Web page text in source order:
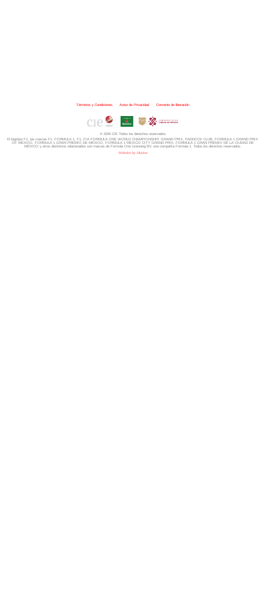
Términos y Condiciones| Aviso de Privacidad| Convenio de liberación
© 2026 CIE Todos los derechos reservados
El logotipo F1, las marcas F1, FORMULA 1, F1, FIA FORMULA ONE WORLD CHAMPIONSHIP, GRAND PRIX, PADDOCK CLUB,
FORMULA 1 GRAND PRIX
OF MEXICO, FORMULA 1 GRAN PREMIO DE MÉXICO, FORMULA 1 MEXICO CITY GRAND PRIX, FORMULA 1 GRAN PREMIO DE LA CIUDAD DE
MÉXICO y otros distintivosrelacionados son marcas de Formula One Licensing BV, una compañía Formula 1. Todos los derechos reservados.
Website by Alucina